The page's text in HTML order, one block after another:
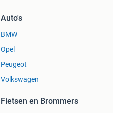
Auto's
BMW
Opel
Peugeot
Volkswagen
Fietsen en Brommers